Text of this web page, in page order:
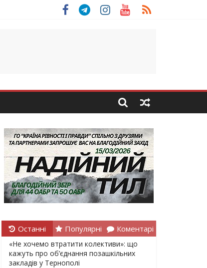
Останні Популярні Коментарі
«Не хочемо втратити колективи»: що
кажуть про об’єднання позашкільних
закладів у Тернополі